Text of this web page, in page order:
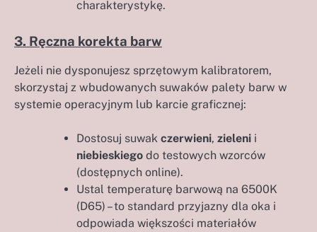
charakterystykę.
3. Ręczna korekta barw
Jeżeli nie dysponujesz sprzętowym kalibratorem,
skorzystaj z wbudowanych suwaków palety barw w
systemie operacyjnym lub karcie graficznej:
Dostosuj suwak czerwieni, zieleni i
niebieskiego do testowych wzorców
(dostępnych online).
Ustal temperaturę barwową na 6500K
(D65) – to standard przyjazny dla oka i
odpowiada większości materiałów